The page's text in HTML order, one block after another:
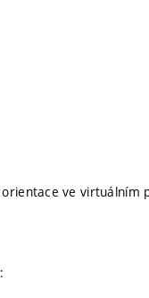
ve virtuálním